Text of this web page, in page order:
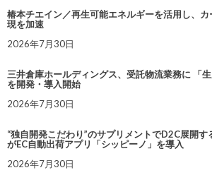
椿本チエイン／再生可能エネルギーを活用し、
現を加速
2026年7月30日
三井倉庫ホールディングス、受託物流業務に 「
を開発・導入開始
2026年7月30日
“独自開発こだわり”のサプリメントでD2C展開す
がEC自動出荷アプリ「シッピーノ」を導入
2026年7月30日